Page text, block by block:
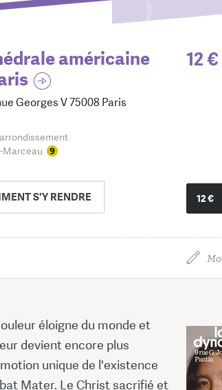
américaine
Georges V 75008 Paris
arrondissement
Marceau
S'Y RENDRE
12 €
12 €
éloigne du monde et
devient encore plus
unique de l'existence
Mater. Le Christ sacrifié et